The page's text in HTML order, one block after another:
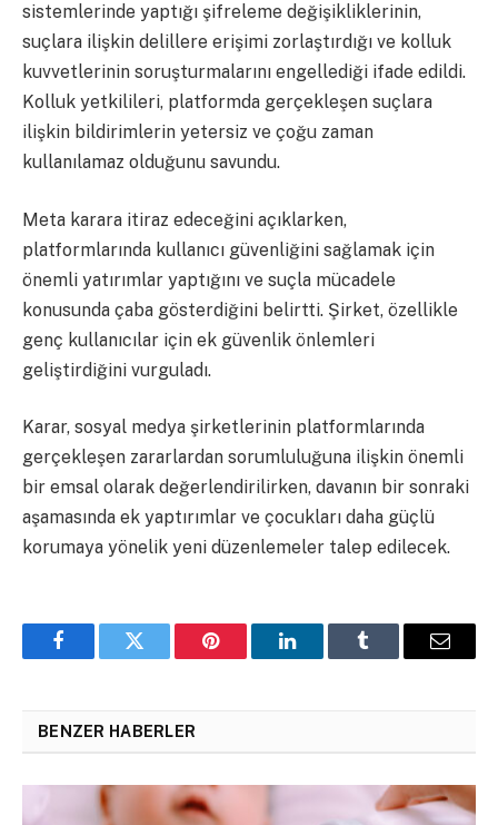
sistemlerinde yaptığı şifreleme değişikliklerinin,
suçlara ilişkin delillere erişimi zorlaştırdığı ve kolluk
kuvvetlerinin soruşturmalarını engellediği ifade edildi.
Kolluk yetkilileri, platformda gerçekleşen suçlara
ilişkin bildirimlerin yetersiz ve çoğu zaman
kullanılamaz olduğunu savundu.
Meta karara itiraz edeceğini açıklarken,
platformlarında kullanıcı güvenliğini sağlamak için
önemli yatırımlar yaptığını ve suçla mücadele
konusunda çaba gösterdiğini belirtti. Şirket, özellikle
genç kullanıcılar için ek güvenlik önlemleri
geliştirdiğini vurguladı.
Karar, sosyal medya şirketlerinin platformlarında
gerçekleşen zararlardan sorumluluğuna ilişkin önemli
bir emsal olarak değerlendirilirken, davanın bir sonraki
aşamasında ek yaptırımlar ve çocukları daha güçlü
korumaya yönelik yeni düzenlemeler talep edilecek.
FacebookTwitter Pinterest LinkedInTumblr Email
BENZER HABERLER